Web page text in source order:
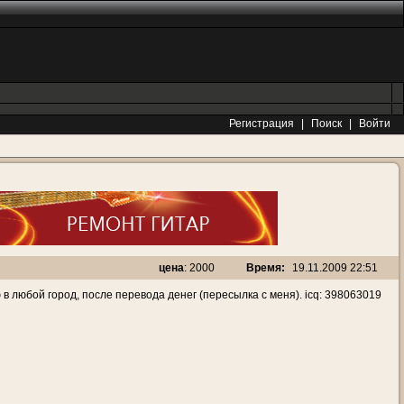
Регистрация Поиск
Войти
цена: 2000 Время: 19.11.2009 22:51
любой город, после перевода денег (пересылка с меня). icq: 398063019